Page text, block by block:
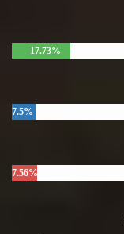
17.73%
7.5%
7.56%